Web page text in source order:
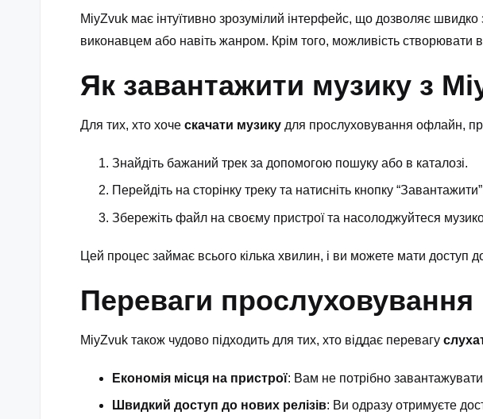
MiyZvuk має інтуїтивно зрозумілий інтерфейс, що дозволяє
виконавцем або навіть жанром. Крім того, можливість
Як завантажити музику з
Для тих, хто хоче скачати музику для прослуховування офлайн,
Знайдіть бажаний трек за допомогою пошуку або в каталозі.
Перейдіть на сторінку треку та натисніть кнопку
Збережіть файл на своєму пристрої та насолоджуйтеся
Цей процес займає всього кілька хвилин, і ви можете мати доступ
Переваги
MiyZvuk також чудово підходить для тих, хто віддає перевагу
Економія місця на пристрої: Вам не потрібно
Швидкий доступ до нових релізів: Ви одразу отримуєте